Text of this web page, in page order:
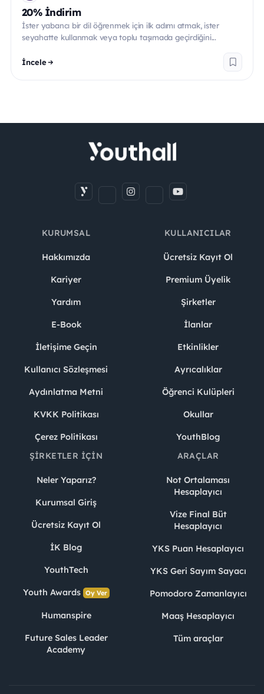
20% İndirim
İster yabancı bir dil öğrenmek için ilk adımı atmak, ister
seyahatte kullanmak veya toplu taşımada geçirdiğini...
İncele
KURUMSAL
Hakkımızda
Kariyer
Yardım
E-Book
İletişime Geçin
Kullanıcı Sözleşmesi
Aydınlatma Metni
KVKK Politikası
Çerez Politikası
KULLANICILAR
Ücretsiz Kayıt Ol
Premium Üyelik
Şirketler
İlanlar
Etkinlikler
Ayrıcalıklar
Öğrenci Kulüpleri
Okullar
YouthBlog
ŞIRKETLER İÇIN
Neler Yaparız?
Kurumsal Giriş
Ücretsiz Kayıt Ol
İK Blog
YouthTech
Youth Awards Oy Ver
Humanspire
Future Sales Leader
Academy
ARAÇLAR
Not Ortalaması
Hesaplayıcı
Vize Final Büt
Hesaplayıcı
YKS Puan Hesaplayıcı
YKS Geri Sayım Sayacı
Pomodoro Zamanlayıcı
Maaş Hesaplayıcı
Tüm araçlar